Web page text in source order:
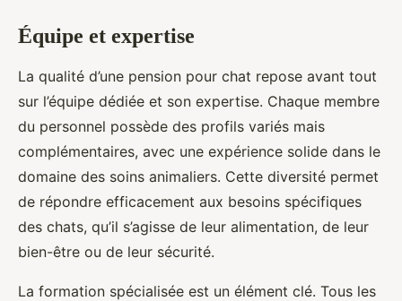
Équipe et expertise
La qualité d’une pension pour chat repose avant tout
sur l’équipe dédiée et son expertise. Chaque membre
du personnel possède des profils variés mais
complémentaires, avec une expérience solide dans le
domaine des soins animaliers. Cette diversité permet
de répondre efficacement aux besoins spécifiques
des chats, qu’il s’agisse de leur alimentation, de leur
bien-être ou de leur sécurité.
La formation spécialisée est un élément clé. Tous les